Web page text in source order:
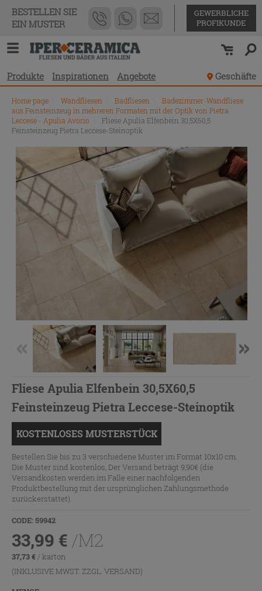
BESTELLEN SIE
EIN MUSTER
GEWERBLICHE
PROFIKUNDE
Produkte Inspirationen Angebote Geschäfte
Home page Wandfliesen Badfliesen
Badezimmer-Wandfliese
aus Feinsteinzeug in mehreren Formaten mit der Optik von Pietra
Leccese - Apulia Avorio
Fliese Apulia Elfenbein 30,5X60,5
Feinsteinzeug Pietra Leccese-Steinoptik
Fliese Apulia Elfenbein 30,5X60,5
Feinsteinzeug Pietra Leccese-Steinoptik
KOSTENLOSES MUSTERSTÜCK
Bestellen Sie bis zu 3 verschiedene Muster im Format 10x10 cm.
Die Muster sind kostenlos, Der Versand beträgt 9,90€ (die
Versandkosten werden im Falle einer nachfolgenden
Produktbestellung mit der ursprünglichen Zahlungsmethode
zurückerstattet).
CODE: 59942
33,99 € /M2
37,73€ / karton
(INKLUSIVE MWST. ZZGL. VERSAND)